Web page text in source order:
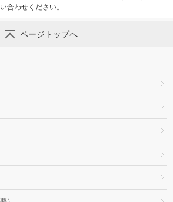
合わせください。
ページトップへ